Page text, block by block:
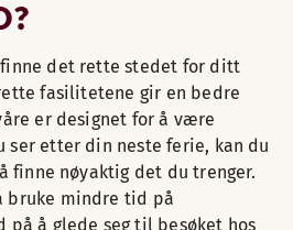
det rette stedet for ditt
fasilitetene gir en bedre
er designet for å være
ser etter din neste ferie, kan du
finne nøyaktig det du trenger.
bruke mindre tid på
på å glede seg til besøket hos